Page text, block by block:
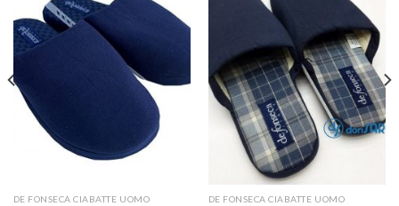
DE FONSECA CIABATTE UOMO DE FONSECA CIABATTE UOMO